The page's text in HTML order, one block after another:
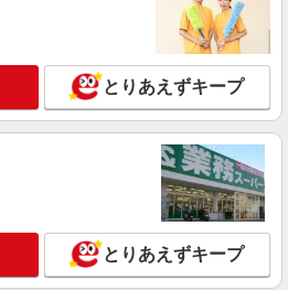
詳細を見る
グループホーム
円〜204,000円（能力による） ※
（4回分）含む ★別途資格手当（介護福
で10,000円） ★別途処遇改善手当支給
詳細を見る
とりあえずキープ
とりあえずキープ